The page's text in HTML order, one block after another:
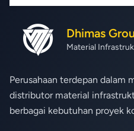
Dhimas
Material
Perusahaan terdepan dalam
distributor material
berbagai kebutuhan proyek